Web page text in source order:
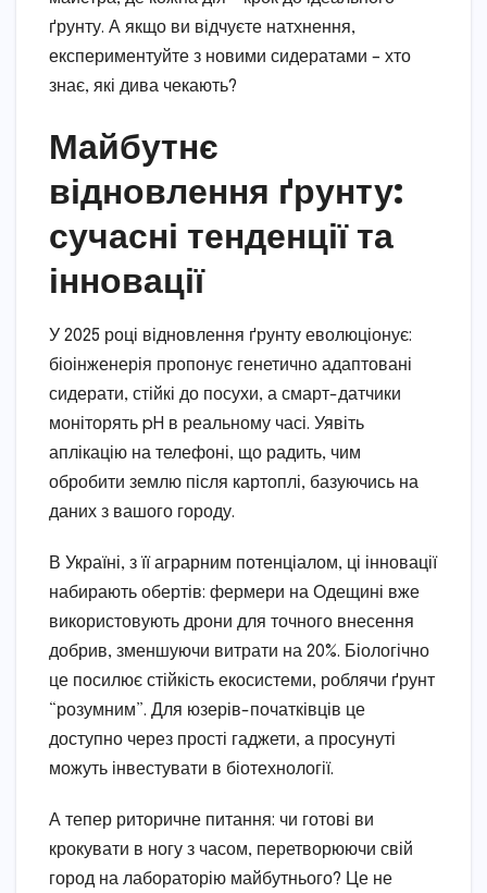
ґрунту. А якщо ви відчуєте натхнення,
експериментуйте з новими сидератами – хто
знає, які дива чекають?
Майбутнє
відновлення ґрунту:
сучасні тенденції та
інновації
У 2025 році відновлення ґрунту еволюціонує:
біоінженерія пропонує генетично адаптовані
сидерати, стійкі до посухи, а смарт-датчики
моніторять pH в реальному часі. Уявіть
аплікацію на телефоні, що радить, чим
обробити землю після картоплі, базуючись на
даних з вашого городу.
В Україні, з її аграрним потенціалом, ці інновації
набирають обертів: фермери на Одещині вже
використовують дрони для точного внесення
добрив, зменшуючи витрати на 20%. Біологічно
це посилює стійкість екосистеми, роблячи ґрунт
“розумним”. Для юзерів-початківців це
доступно через прості гаджети, а просунуті
можуть інвестувати в біотехнології.
А тепер риторичне питання: чи готові ви
крокувати в ногу з часом, перетворюючи свій
город на лабораторію майбутнього? Це не